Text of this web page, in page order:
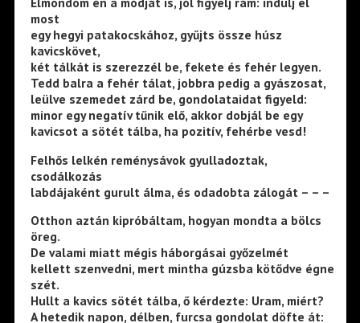
most
egy hegyi patakocskához, gyűjts össze húsz
kavicskövet,
két tálkát is szerezzél be, fekete és fehér legyen.
Tedd balra a fehér tálat, jobbra pedig a gyászosat,
leülve szemedet zárd be, gondolataidat figyeld:
minor egy negatív tűnik elő, akkor dobjál be egy
kavicsot a sötét tálba, ha pozitív, fehérbe vesd!
Felhős lelkén reménysávok gyulladoztak,
csodálkozás
labdájaként gurult álma, és odadobta zálogát – – –
Otthon aztán kipróbáltam, hogyan mondta a bölcs
öreg.
De valami miatt mégis háborgásai győzelmét
kellett szenvedni, mert mintha gúzsba kötődve égne
szét.
Hullt a kavics sötét tálba, ő kérdezte: Uram, miért?
A hetedik napon, délben, furcsa gondolat döfte át: